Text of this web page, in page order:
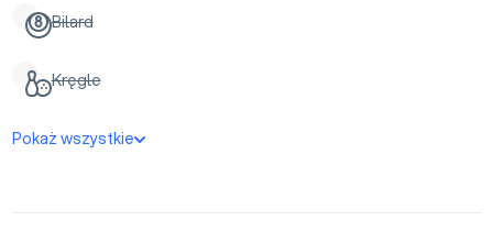
Bilard
Kręgle
Pokaż wszystkie